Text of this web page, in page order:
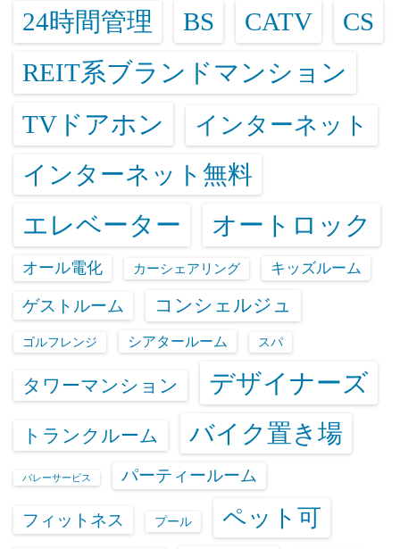
24時間管理 BS CATV CS
REIT系ブランドマンション
TVドアホン インターネット
インターネット無料
エレベーター オートロック
オール電化 カーシェアリング キッズルーム
ゲストルーム コンシェルジュ
ゴルフレンジ シアタールーム スパ
タワーマンション デザイナーズ
トランクルーム バイク置き場
バレーサービス パーティールーム
フィットネス プール ペット可